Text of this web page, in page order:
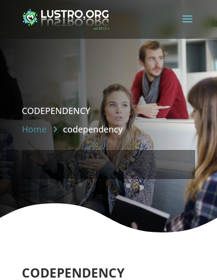
codependency
Home codependency
CODEPENDENCY